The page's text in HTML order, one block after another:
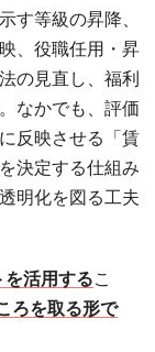
す等級の昇降、
、役職任用・昇
の見直し、福利
なかでも、評価
反映させる「賃
決定する仕組み
明化を図る工夫
を活用するこ
ろを取る形で